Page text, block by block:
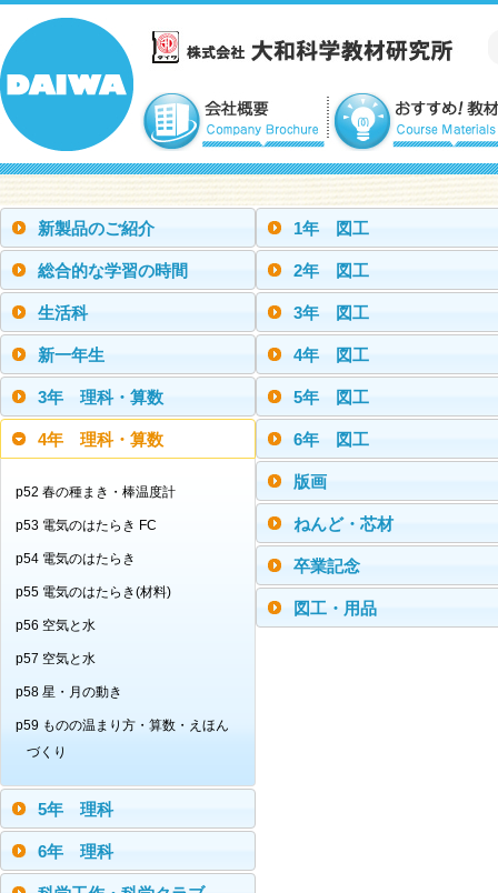
新製品のご紹介
総合的な学習の時間
生活科
新一年生
3年 理科・算数
4年 理科・算数
p52 春の種まき・棒温度計
p53 電気のはたらき FC
p54 電気のはたらき
p55 電気のはたらき(材料)
p56 空気と水
p57 空気と水
p58 星・月の動き
p59 ものの温まり方・算数・えほん
づくり
5年 理科
6年 理科
1年 図工
2年 図工
3年 図工
4年 図工
5年 図工
6年 図工
版画
ねんど・芯材
卒業記念
図工・用品